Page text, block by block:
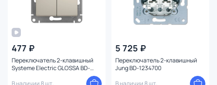
477 ₽
Переключатель 2-клавишный
Systeme Electric GLOSSA BD-
В наличии 8 шт.
5 725 ₽
Переключатель 2-клавишный
Jung BD-1234700
В наличии 8 шт.